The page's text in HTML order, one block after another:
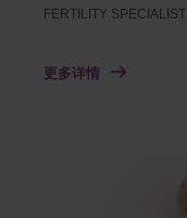
FERTILITY SPECIALIST
更多详情